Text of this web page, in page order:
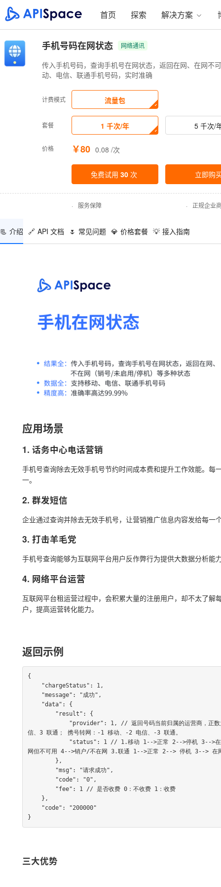
首页 探索 解决方案
手机号码在网状态 网络通讯
传入手机号码，查询手机号在网状态，返回在网、在网不
动、电信、联通手机号码，实时准确
计费模式 流量包
套餐 1 千次/年 5 千次/
价格 ￥80 0.08 /次
免费试用 30 次 立即购
· 服务保障 · 正规企业
📃 介绍 🔗 API 文档 🌷 常见问题 💎 价格套餐 💡 接入指南
应用场景
1. 话务中心电话营销
手机号查询除去无效手机号节约时间成本费和提升工作效能。
一。
2. 群发短信
企业通过查询并除去无效手机号，让营销推广信息内容发给每一
3. 打击羊毛党
手机号查询能够为互联网平台用户反作弊行为提供大数据分析能
4. 网络平台运营
互联网平台租运营过程中，会积累大量的注册用户，却不太了
户，提高运营转化能力。
返回示例
{
信、3 联通； 携号转网：-1 移动、-2 电信、-3 联通。
网但不可用 4-->销户/不在网 3.联通 1-->正常 2--> 停机 3--> 在
}
三大优势